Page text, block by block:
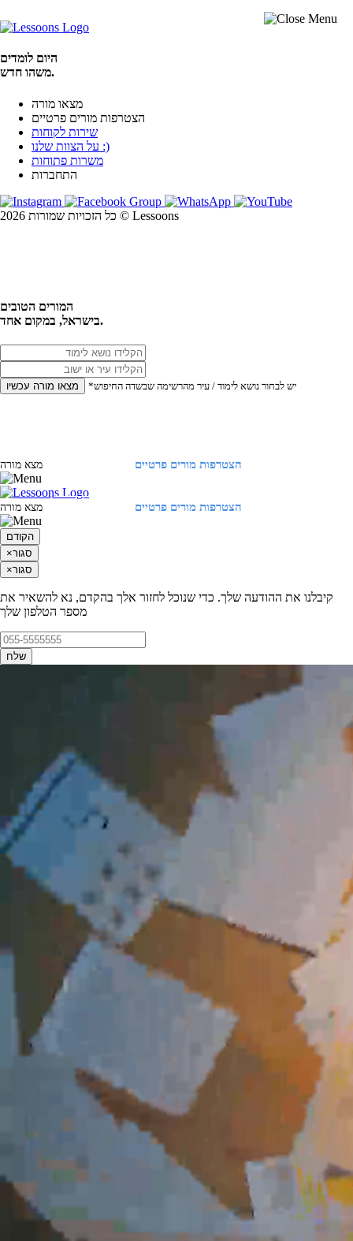
היום לומדים
משהו חדש.
מצאו מורה
הצטרפות מורים פרטיים
שירות לקוחות
על הצוות שלנו :)
משרות פתוחות
התחברות
כל הזכויות שמורות 2026 © Lessoons
המורים הטובים
בישראל, במקום אחד.
מצאו מורה עכשיו *יש לבחור נושא לימוד / עיר מהרשימה שבשדה החיפוש
הצטרפות מורים פרטיים מצא מורה
הצטרפות מורים פרטיים מצא מורה
הקודם
×סגור
×סגור
קיבלנו את ההודעה שלך. כדי שנוכל לחזור אלך בהקדם, נא להשאיר את
מספר הטלפון שלך
שלח